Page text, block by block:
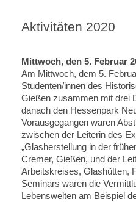
Aktivitäten 2020
Mittwoch, den 5. Februar
Am Mittwoch, dem 5.
Studenten/innen des
Gießen zusammen mit drei
danach den Hessenpark
Vorausgegangen waren
zwischen der Leiterin des
„Glasherstellung in der
Cremer, Gießen, und der
Arbeitskreises, Glashütten,
Seminars waren die
Lebenswelten am Beispiel